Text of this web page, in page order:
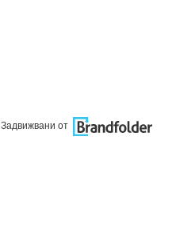
Задвижвани от